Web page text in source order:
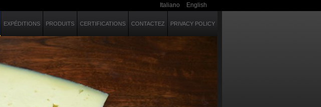
Italiano English
EXPÉDITIONS PRODUITS CERTIFICATIONS CONTACTEZ PRIVACY POLICY